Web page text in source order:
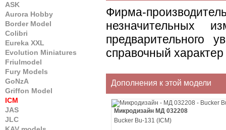
ASK
Aurora Hobby
Border Model
Colibri
Eureka XXL
Evolution Miniatures
Friulmodel
Fury Models
GoNzA
Griffon Model
ICM
JAS
JLC
Фирма-
незначительных
предварительного
справочный
Дополнения к этой модели
Микродизайн МД 032208
Bucker Bu-131 (ICM)